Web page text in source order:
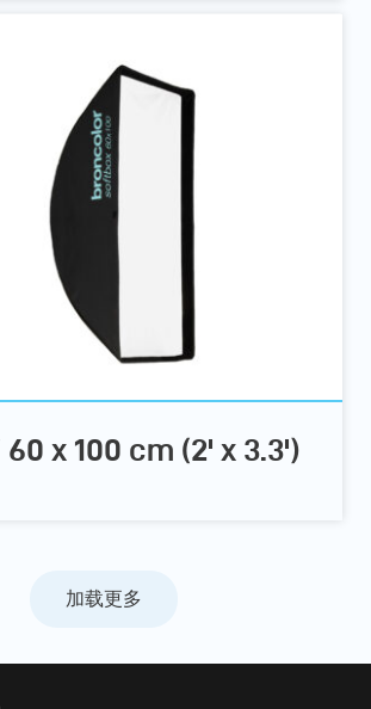
x 100 cm (2' x 3.3')
加载更多